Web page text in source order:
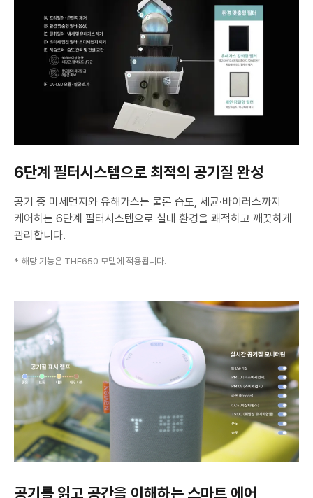
6단계 필터시스템으로 최적의 공기질 완성
공기 중 미세먼지와 유해가스는 물론 습도, 세균·바이러스까지
케어하는 6단계 필터시스템으로 실내 환경을 쾌적하고 깨끗하게
관리합니다.
해당 기능은 THE650 모델에 적용됩니다.
마
트
에
어
콘
트
롤
공기를 읽고 공간을 이해하는 스마트 에어